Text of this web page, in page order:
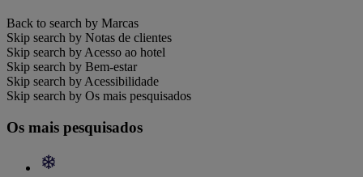
Back to search by Marcas
Skip search by Notas de clientes
Skip search by Acesso ao hotel
Skip search by Bem-estar
Skip search by Acessibilidade
Skip search by Os mais pesquisados
Os mais pesquisados